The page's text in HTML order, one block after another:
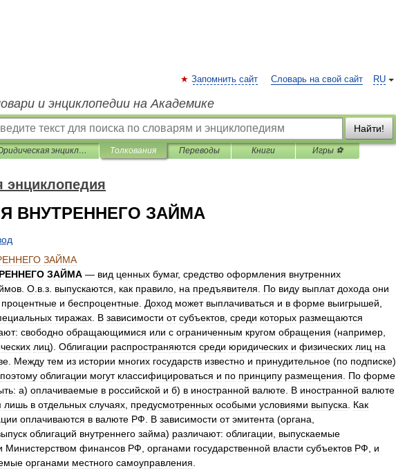
RU
Запомнить сайт Словарь на свой сайт
и энциклопедии на Академике
Найти!
Юридическая энциклопедия Толкования Переводы Книги Игры ⚽
энциклопедия
ВНУТРЕННЕГО ЗАЙМА
ЗАЙМА
ЗАЙМА — вид ценных бумаг, средство оформления внутренних
О в з выпускаются как правило на предъявителя По виду выплат дохода они
процентные и беспроцентные Доход может выплачиваться и в форме выигрышей
тиражах В зависимости от субъектов среди которых размещаются
свободно обращающимися или с ограниченным кругом обращения (например
лиц). Облигации распространяются среди юридических и физических лиц на
Между тем из истории многих государств известно и принудительное (по подписке)
поэтому облигации могут классифицироваться и по принципу размещения По форме
а) оплачиваемые в российской и б) в иностранной валюте В иностранной валюте
лишь в отдельных случаях предусмотренных особыми условиями выпуска
Как
оплачиваются в валюте РФ В зависимости от эмитента (органа
облигаций внутреннего займа) различают: облигации
выпускаемые
Министерством финансов РФ органами государственной власти субъектов РФ
и
органами местного самоуправления